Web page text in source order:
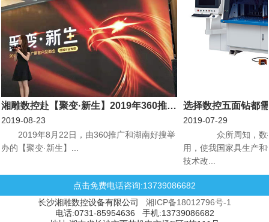
湘雕数控赴【聚变·新生】2019年360推广新客户见面会机械行业专场会议
2019-08-23
​2019年8月22日，由360推广和湖南好搜举
办的【聚变·新生】...
选择数控五面钻都
2019-07-29
众所周知，数
用，使我国家具生产
技术改...
点击免费电话咨询:13739086682
长沙湘雕数控设备有限公司 湘ICP备18012796号-1
电话:0731-85954636 手机:13739086682